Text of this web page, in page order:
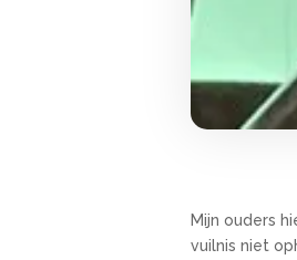
Mijn ouders
vuilnis niet